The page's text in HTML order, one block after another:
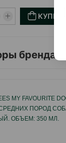
бренда
MY FAVOURITE
ПОРОД
ОБЪЕМ: 350 МЛ.